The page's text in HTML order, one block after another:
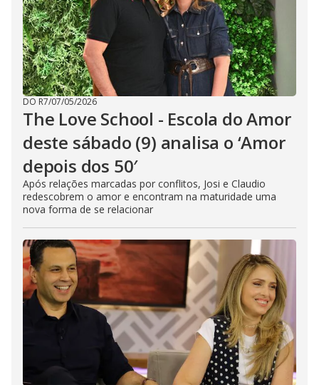
DO R7/07/05/2026
The Love School - Escola do Amor
deste sábado (9) analisa o ‘Amor
depois dos 50′
Após relações marcadas por conflitos, Josi e Claudio
redescobrem o amor e encontram na maturidade uma
nova forma de se relacionar